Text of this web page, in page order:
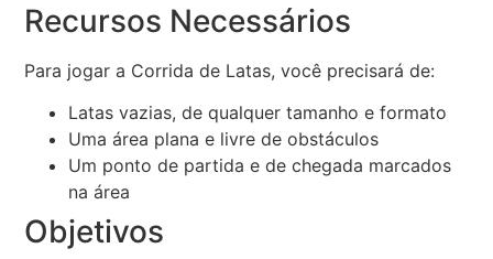
Recursos Necessários
Para jogar a Corrida de Latas, você precisará de:
Latas vazias, de qualquer tamanho e formato
Uma área plana e livre de obstáculos
Um ponto de partida e de chegada marcados
na área
Objetivos